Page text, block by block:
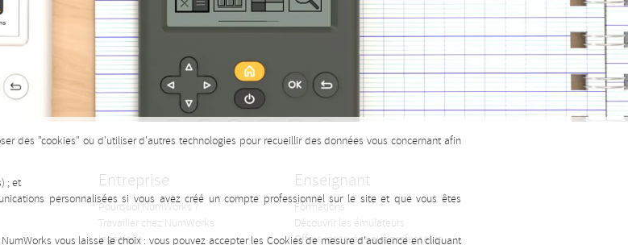
des "cookies" ou d'utiliser d'autres technologies pour recueillir des données vous concernant afin
; et
personnalisées si vous avez créé un compte professionnel sur le site et que vous êtes
vous laisse le choix : vous pouvez accepter les Cookies de mesure d'audience en cliquant
Entreprise
Pourquoi NumWorks ?
Travailler chez NumWorks
Ingénierie
Enseignant
Formations
Découvrir les émulateurs
Offres réservées aux professeurs